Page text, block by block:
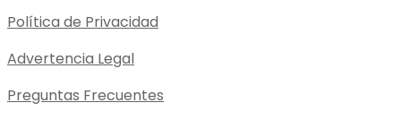
Política de Privacidad
Advertencia Legal
Preguntas Frecuentes